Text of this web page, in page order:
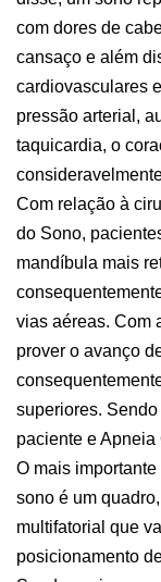
com dores de
cansaço e além
cardiovasculares
pressão arterial,
taquicardia, o
Com relação à
do Sono,
mandíbula mais
vias aéreas. Com
prover o avanço
superiores.
paciente e Apneia
O mais
sono é um
multifatorial que
posicionamento